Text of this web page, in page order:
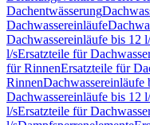
Dachentwässerung
Dachwassereinläufe
Dachwassereinläufe bis 12
l/sErsatzteile für
für RinnenErsatzteile für
RinnenDachwassereinläufe
Dachwassereinläufe bis 12
l/sErsatzteile für